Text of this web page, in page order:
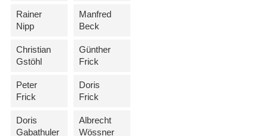
Rainer
Nipp
Christian
Gstöhl
Peter
Frick
Doris
Gabathuler
Manfred
Beck
Günther
Frick
Doris
Frick
Albrecht
Wössner